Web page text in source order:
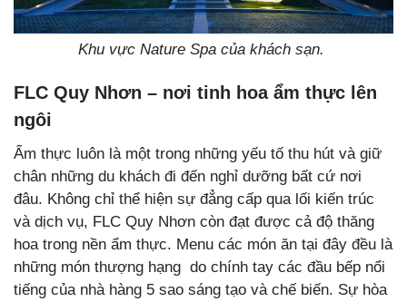
Khu vực Nature Spa của khách sạn.
FLC Quy Nhơn – nơi tinh hoa ẩm thực lên
ngôi
Ẩm thực luôn là một trong những yếu tố thu hút và giữ
chân những du khách đi đến nghỉ dưỡng bất cứ nơi
đâu. Không chỉ thể hiện sự đẳng cấp qua lối kiến trúc
và dịch vụ, FLC Quy Nhơn còn đạt được cả độ thăng
hoa trong nền ẩm thực. Menu các món ăn tại đây đều là
những món thượng hạng do chính tay các đầu bếp nổi
tiếng của nhà hàng 5 sao sáng tạo và chế biến. Sự hòa